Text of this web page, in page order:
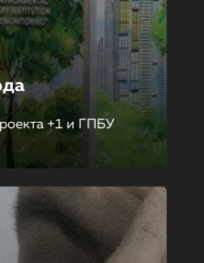
+1 и ГПБУ